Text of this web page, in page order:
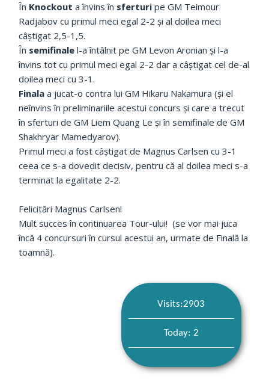
În Knockout a învins în sferturipe GM Teimour
Radjabov cu primul meci egal 2-2 și al doilea meci
câștigat 2,5-1,5.
În semifinale l-a întâlnit pe GM Levon Aronian și l-a
învins tot cu primul meci egal 2-2 dar a câștigat cel de-al
doilea meci cu 3-1.
Finalaa jucat-o contra lui GM Hikaru Nakamura (și el
neînvins în preliminariile acestui concurs și care a trecut
în sferturi de GM Liem Quang Le și în semifinale de GM
Shakhryar Mamedyarov).
Primul meci a fost câștigat de Magnus Carlsen cu 3-1
ceea ce s-a dovedit decisiv, pentru că al doilea meci s-a
terminat la egalitate 2-2.
Felicitări Magnus Carlsen!
Mult succes în continuarea Tour-ului! (se vor mai juca
încă 4 concursuri în cursul acestui an, urmate de Finală la
toamnă).
Visits:2903
Today: 2